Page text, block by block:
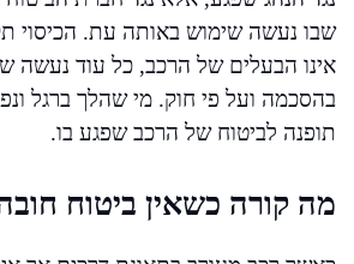
שבו נעשה שימוש באותה עת. הכיסוי
אינו הבעלים של הרכב, כל עוד נעשה
בהסכמה ועל פי חוק. מי שהלך ברגל
תופנה לביטוח של הרכב שפגע בו.
מה קורה כשאין ביטוח